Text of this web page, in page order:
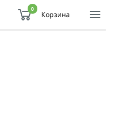
0
Корзина